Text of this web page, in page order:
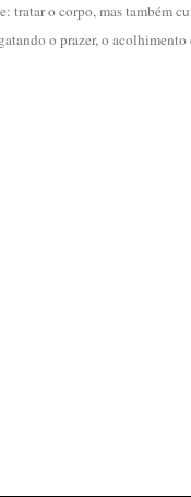
o corpo, mas também
o prazer, o